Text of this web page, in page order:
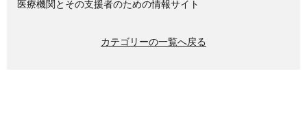
医療機関とその支援者のための情報サイト
カテゴリーの一覧へ戻る